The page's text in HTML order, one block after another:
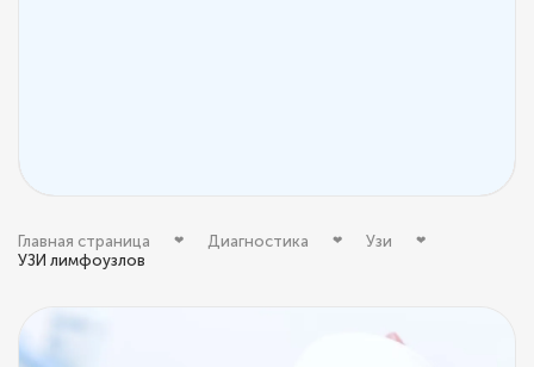
Главная страница Диагностика
Узи
УЗИ лимфоузлов